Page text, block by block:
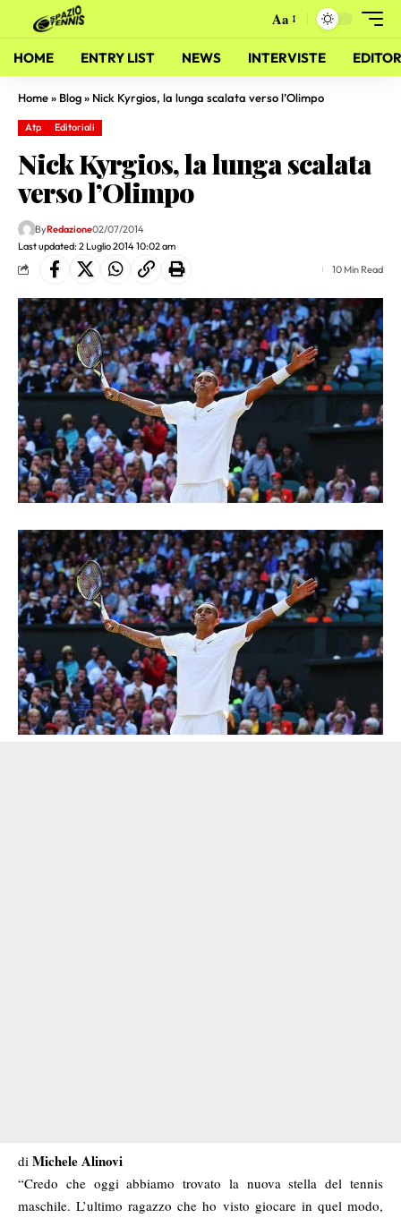
Aa
HOME ENTRY LIST NEWS INTERVISTE
Home» Blog» Nick Kyrgios, la lunga scalata verso l’Olimpo
Atp Editoriali
Nick Kyrgios, la lunga scalata
verso l’Olimpo
Last updated: 2 Luglio 2014 10:02 am
ByRedazione02/07/2014
10 Min Read
di Michele Alinovi
“Credo che oggi abbiamo trovato la nuova stella del tennis
maschile. L’ultimo ragazzo che ho visto giocare in quel modo,